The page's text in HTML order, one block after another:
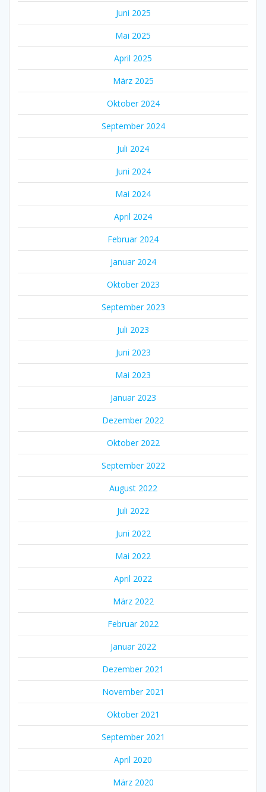
Juni 2025
Mai 2025
April 2025
März 2025
Oktober 2024
September 2024
Juli 2024
Juni 2024
Mai 2024
April 2024
Februar 2024
Januar 2024
Oktober 2023
September 2023
Juli 2023
Juni 2023
Mai 2023
Januar 2023
Dezember 2022
Oktober 2022
September 2022
August 2022
Juli 2022
Juni 2022
Mai 2022
April 2022
März 2022
Februar 2022
Januar 2022
Dezember 2021
November 2021
Oktober 2021
September 2021
April 2020
März 2020